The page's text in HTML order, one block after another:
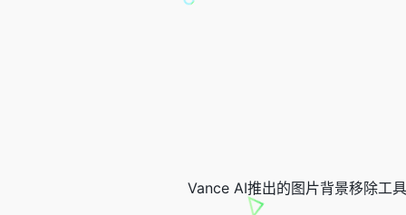
Vance AI推出的图片背景移除工具